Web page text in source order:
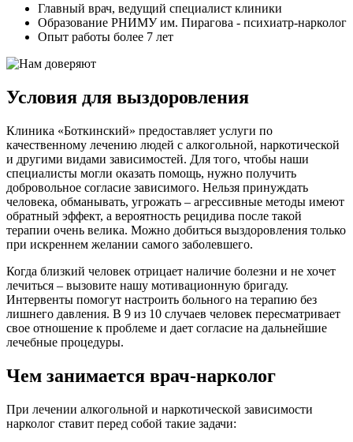
Главный врач, ведущий специалист клиники
Образование РНИМУ им. Пирагова - психиатр-нарколог
Опыт работы более 7 лет
Условия для выздоровления
Клиника «Боткинский» предоставляет услуги по
качественному лечению людей с алкогольной, наркотической
и другими видами зависимостей. Для того, чтобы наши
специалисты могли оказать помощь, нужно получить
добровольное согласие зависимого. Нельзя принуждать
человека, обманывать, угрожать – агрессивные методы имеют
обратный эффект, а вероятность рецидива после такой
терапии очень велика. Можно добиться выздоровления только
при искреннем желании самого заболевшего.
Когда близкий человек отрицает наличие болезни и не хочет
лечиться – вызовите нашу мотивационную бригаду.
Интервенты помогут настроить больного на терапию без
лишнего давления. В 9 из 10 случаев человек пересматривает
свое отношение к проблеме и дает согласие на дальнейшие
лечебные процедуры.
Чем занимается врач-нарколог
При лечении алкогольной и наркотической зависимости
нарколог ставит перед собой такие задачи: